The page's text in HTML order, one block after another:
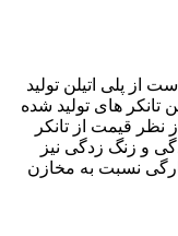
از پلی اتیلن تولید
های تولید شده
نظر قیمت از تانکر
و زنگ زدگی نیز
نسبت به مخازن